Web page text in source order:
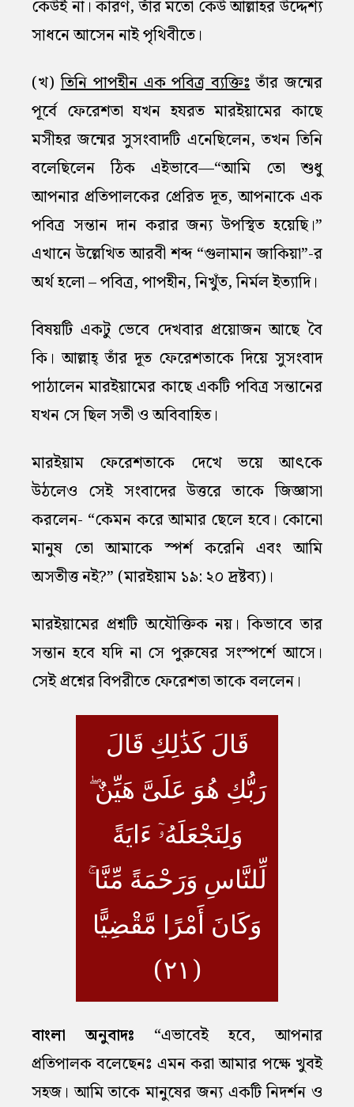
কেউই না। কারণ, তাঁর মতো কেউ আল্লাহর উদ্দেশ্য
সাধনে আসেন নাই পৃথিবীতে।
(খ)তিনি পাপহীন এক পবিত্র ব্যক্তিঃতাঁর জন্মের
পূর্বে ফেরেশতা যখন হযরত মারইয়ামের কাছে
মসীহর জন্মের সুসংবাদটি এনেছিলেন, তখন তিনি
বলেছিলেন ঠিক এইভাবে—“আমি তো শুধু
আপনার প্রতিপালকের প্রেরিত দূত, আপনাকে এক
পবিত্র সন্তান দান করার জন্য উপস্থিত হয়েছি।”
এখানে উল্লেখিত আরবী শব্দ “গুলামান জাকিয়া”-র
অর্থ হলো – পবিত্র, পাপহীন, নিখুঁত, নির্মল ইত্যাদি।
বিষয়টি একটু ভেবে দেখবার প্রয়োজন আছে বৈ
কি। আল্লাহ্‌ তাঁর দূত ফেরেশতাকে দিয়ে সুসংবাদ
পাঠালেন মারইয়ামের কাছে একটি পবিত্র সন্তানের
যখন সে ছিল সতী ও অবিবাহিত।
মারইয়াম ফেরেশতাকে দেখে ভয়ে আৎকে
উঠলেও সেই সংবাদের উত্তরে তাকে জিজ্ঞাসা
করলেন- “কেমন করে আমার ছেলে হবে। কোনো
মানুষ তো আমাকে স্পর্শ করেনি এবং আমি
অসতীত্ত নই?” (মারইয়াম ১৯: ২০ দ্রষ্টব্য)।
মারইয়ামের প্রশ্নটি অযৌক্তিক নয়। কিভাবে তার
সন্তান হবে যদি না সে পুরুষের সংস্পর্শে আসে।
সেই প্রশ্নের বিপরীতে ফেরেশতা তাকে বললেন।
قَالَ كَذَٰلِكِ قَالَ
رَبُّكِ هُوَ عَلَىَّ هَيِّنٌ ۖ
وَلِنَجْعَلَهُۥٓ ءَايَةً
لِّلنَّاسِ وَرَحْمَةً مِّنَّا ۚ
وَكَانَ أَمْرًا مَّقْضِيًّا
(٢١)
বাংলা অনুবাদঃ “এভাবেই হবে, আপনার
প্রতিপালক বলেছেনঃ এমন করা আমার পক্ষে খুবই
সহজ। আমি তাকে মানুষের জন্য একটি নিদর্শন ও